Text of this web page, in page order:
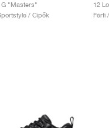
G "Masters"
/ Cipők
12
Férfi